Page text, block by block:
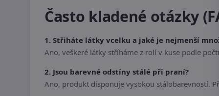
Často kladené otázky
1. Střiháte látky vcelku a jaké je nejmenší
Ano, veškeré látky stříháme z rolí v kuse podle
2. Jsou barevné odstíny stálé při praní?
Ano, produkt disponuje vysokou stálobarevností.